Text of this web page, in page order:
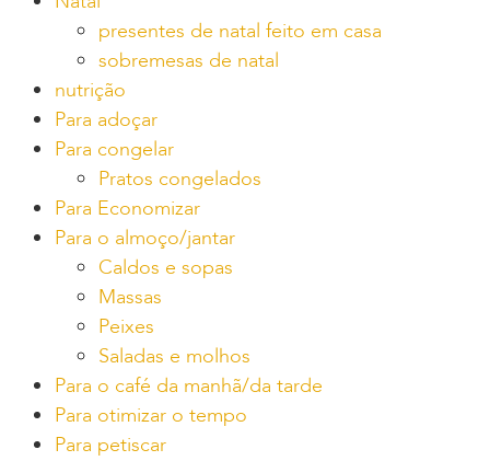
presentes de natal feito em casa
sobremesas de natal
nutrição
Para adoçar
Para congelar
Pratos congelados
Para Economizar
Para o almoço/jantar
Caldos e sopas
Massas
Peixes
Saladas e molhos
Para o café da manhã/da tarde
Para otimizar o tempo
Para petiscar